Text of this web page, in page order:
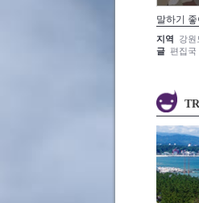
말하기
지역
강원
글 편집국